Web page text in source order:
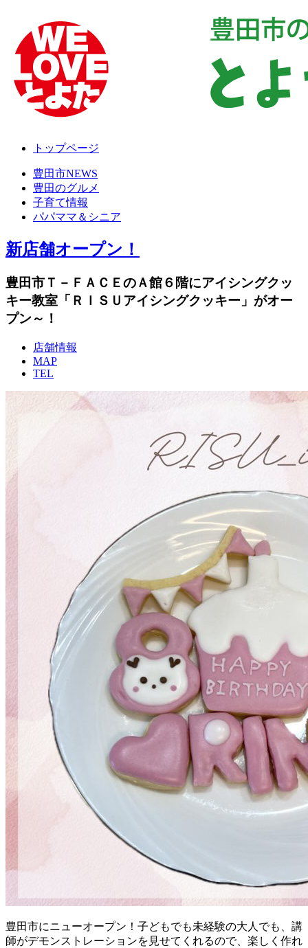
トップページ
豊田市NEWS
豊田のグルメ
子育て情報
パパママ＆シニア
新店舗オープン！
豊田市Ｔ－ＦＡＣＥのＡ館６階にアイシングクッ
キー教室「ＲＩＳＵアイシングクッキー」がオー
プン～！
店舗情報
MAP
TEL
豊田市にニューオープン！子どもでも未経験の大人でも、講
師がデモンストレーションを見せてくれるので、楽しく作れ